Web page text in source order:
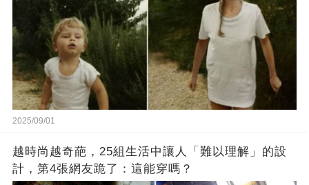
2025/09/01
越時尚越奇葩，25組生活中讓人「難以理解」的設
計，第4張網友跪了：這能穿嗎？